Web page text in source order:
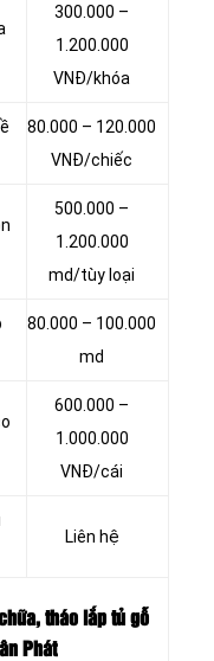
300.000 –
1.200.000
VNĐ/khóa
80.000 – 120.000
VNĐ/chiếc
500.000 –
1.200.000
md/tùy loại
80.000 – 100.000
md
600.000 –
1.000.000
VNĐ/cái
Liên hệ
tháo lắp tủ gỗ
Phát